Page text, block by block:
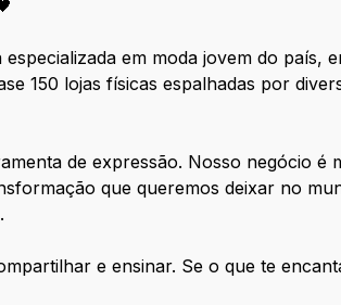
em moda jovem do
150 lojas físicas espalhadas por
de expressão. Nosso negócio é
que queremos deixar no
e ensinar. Se o que te